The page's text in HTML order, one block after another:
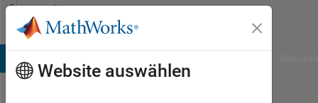
Weiter zum Inhalt
Community
Profile
Website auswählen